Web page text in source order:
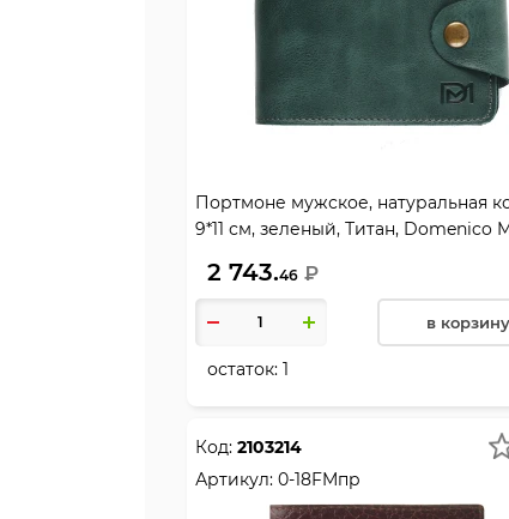
Портмоне мужское, натуральная
9*11 см, зеленый, Титан, Domenico
2 743.46 ₽
в корзину
остаток: 1
Код: 2103214
Артикул: 0-18FMпр